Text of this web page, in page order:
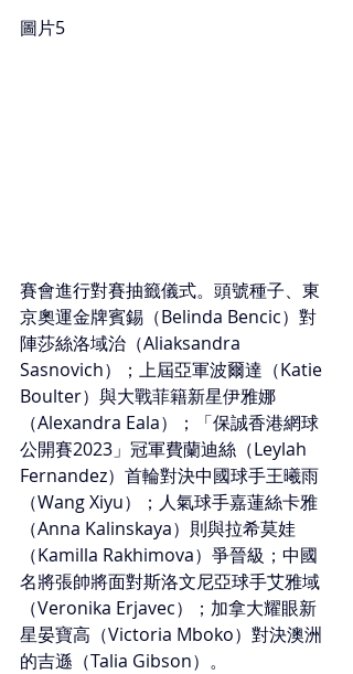
圖片5
賽會進行對賽抽籤儀式。頭號種子、東
京奧運金牌賓錫（Belinda Bencic）對
陣莎絲洛域治（Aliaksandra
Sasnovich）；上屆亞軍波爾達（Katie
Boulter）與大戰菲籍新星伊雅娜
（Alexandra Eala）；「保誠香港網球
公開賽2023」冠軍費蘭迪絲（Leylah
Fernandez）首輪對決中國球手王曦雨
（Wang Xiyu）；人氣球手嘉蓮絲卡雅
（Anna Kalinskaya）則與拉希莫娃
（Kamilla Rakhimova）爭晉級；中國
名將張帥將面對斯洛文尼亞球手艾雅域
（Veronika Erjavec）；加拿大耀眼新
星晏寶高（Victoria Mboko）對決澳洲
的吉遜（Talia Gibson）。